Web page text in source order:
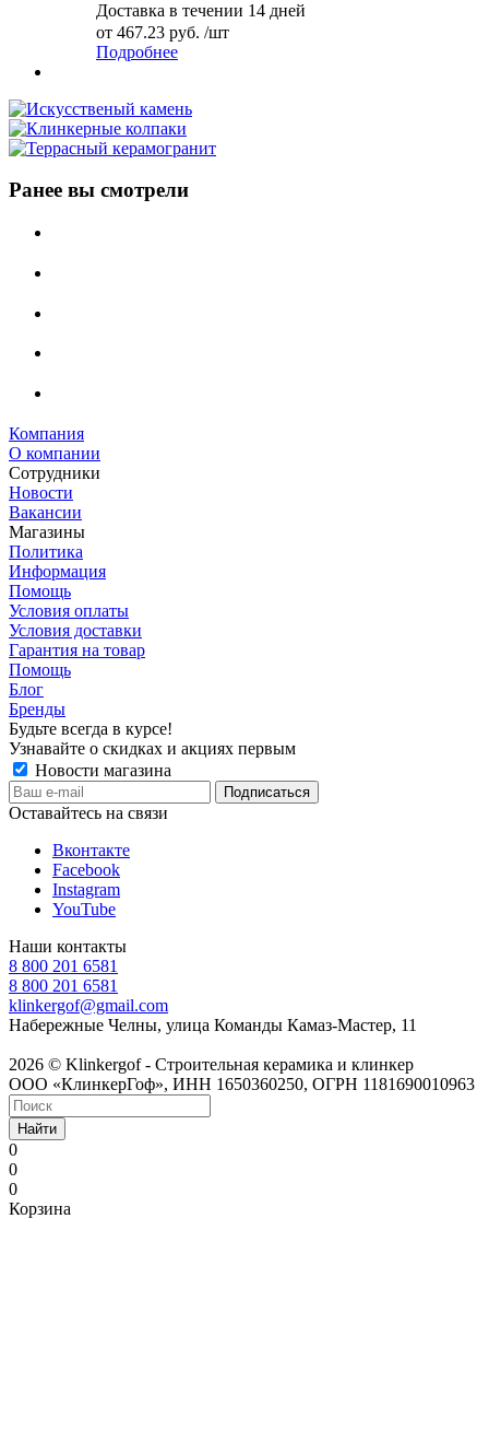
Доставка в течении 14 дней
от 467.23 руб. /шт
Подробнее
Ранее вы смотрели
Компания
О компании
Сотрудники
Новости
Вакансии
Магазины
Политика
Информация
Помощь
Условия оплаты
Условия доставки
Гарантия на товар
Помощь
Блог
Бренды
Будьте всегда в курсе!
Узнавайте о скидках и акциях первым
Новости магазина
Оставайтесь на связи
Вконтакте
Facebook
Instagram
YouTube
Наши контакты
8 800 201 6581
8 800 201 6581
klinkergof@gmail.com
Набережные Челны, улица Команды Камаз-Мастер, 11
2026 © Klinkergof - Строительная керамика и клинкер
ООО «КлинкерГоф», ИНН 1650360250, ОГРН 1181690010963
Найти
0
0
0
Корзина